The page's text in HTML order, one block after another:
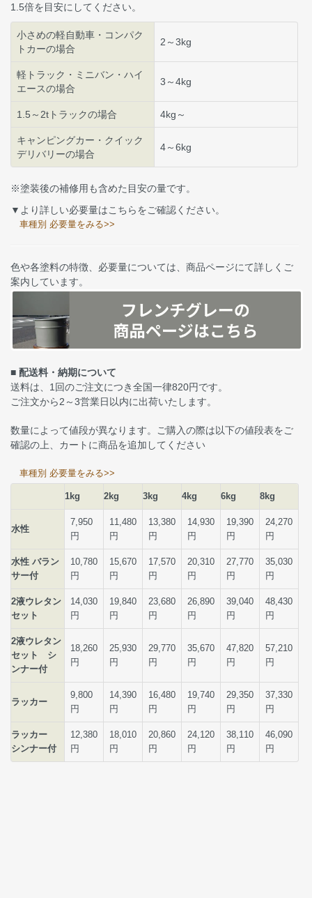
1.5倍を目安にしてください。
小さめの軽自動車・コンパク
トカーの場合
2～3kg
軽トラック・ミニバン・ハイ
エースの場合
3～4kg
1.5～2tトラックの場合 4kg～
キャンピングカー・クイック
デリバリーの場合
4～6kg
※塗装後の補修用も含めた目安の量です。
▼より詳しい必要量はこちらをご確認ください。
車種別 必要量をみる>>
色や各塗料の特徴、必要量については、商品ページにて詳しくご
案内しています。
■ 配送料・納期について
送料は、1回のご注文につき全国一律820円です。
ご注文から2～3営業日以内に出荷いたします。
数量によって値段が異なります。ご購入の際は以下の値段表をご
確認の上、カートに商品を追加してください
車種別 必要量をみる>>